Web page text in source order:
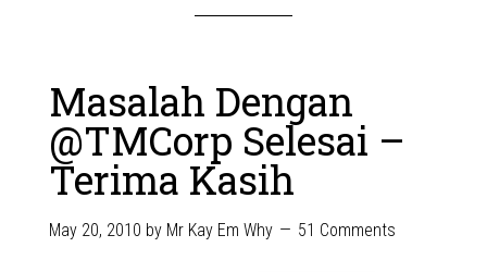
Masalah Dengan
@TMCorp Selesai –
Terima Kasih
May 20, 2010 by Mr Kay Em Why 51 Comments